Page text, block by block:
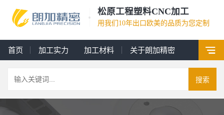
松原工程塑料CNC加工
用我们10年出口欧美的品质为您定制
首页 加工实力 加工材料 关于朗加精密
搜索